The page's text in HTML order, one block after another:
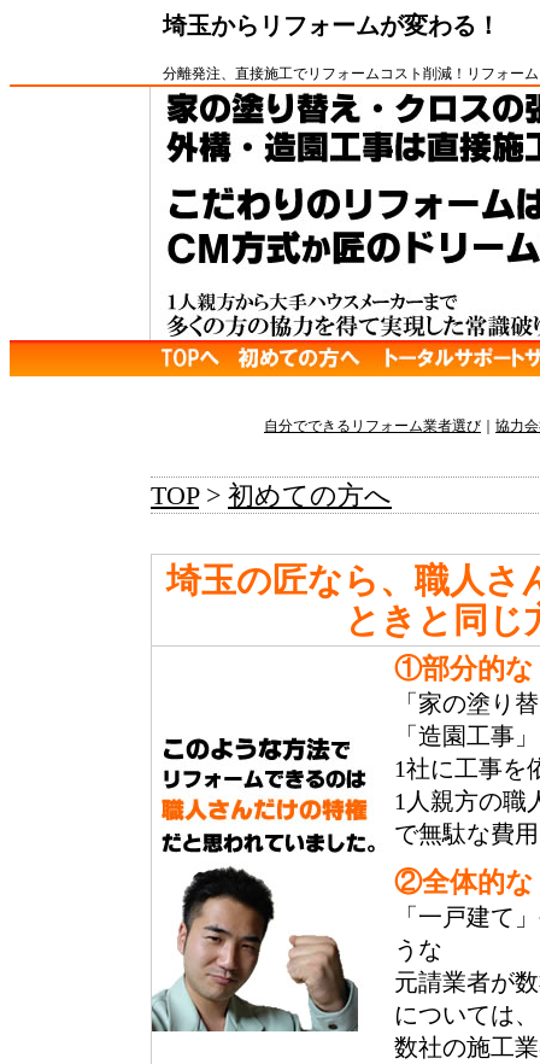
埼玉からリフォームが変わる！
分離発注、 直接施工でリフォームコスト削減 ！ リフォー
自分でできるリフォーム業者選び 協力
TOP> 初めての方へ
埼玉の匠なら、職人さ
ときと同じ
①部分的な
「家の塗り
「造園工事
1社に工事を
1人親方の職
で無駄な費
②全体的な
「一戸建て
うな
元請業者が
については、
数社の施工